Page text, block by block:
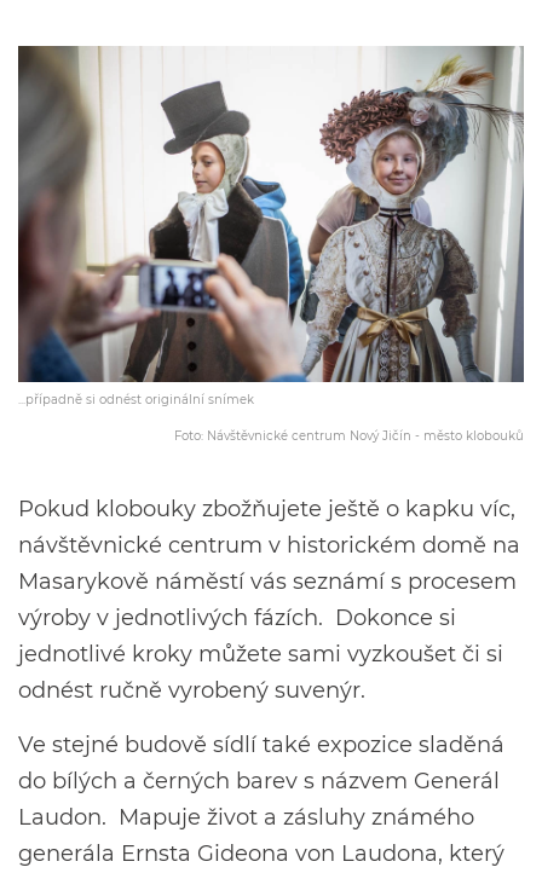
...případně si odnést originální snímek
Foto: Návštěvnické centrum Nový Jičín - město klobouků
Pokud klobouky zbožňujete ještě o kapku víc,
návštěvnické centrum v historickém domě na
Masarykově náměstí vás seznámí s procesem
výroby v jednotlivých fázích. Dokonce si
jednotlivé kroky můžete sami vyzkoušet či si
odnést ručně vyrobený suvenýr.
Ve stejné budově sídlí také expozice sladěná
do bílých a černých barev s názvem Generál
Laudon. Mapuje život a zásluhy známého
generála Ernsta Gideona von Laudona, který